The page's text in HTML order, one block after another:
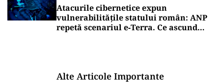
Atacurile cibernetice expun
vulnerabilitățile statului român: ANP
repetă scenariul e‑Terra. Ce ascund
Alte Articole Importante